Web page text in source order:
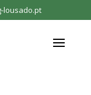
lousado.pt